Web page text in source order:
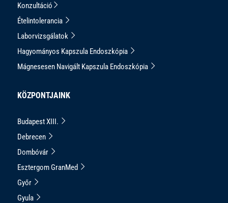
Konzultáció
Ételintolerancia
Laborvizsgálatok
Hagyományos Kapszula Endoszkópia
Mágnesesen Navigált Kapszula Endoszkópia
KÖZPONTJAINK
Budapest XIII.
Debrecen
Dombóvár
Esztergom GranMed
Győr
Gyula